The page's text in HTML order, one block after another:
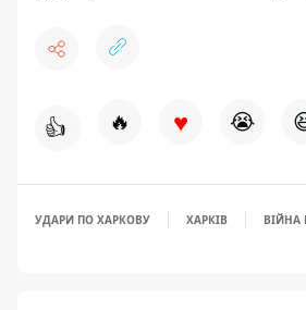
👍 🔥 ♥ 😭
УДАРИ ПО ХАРКОВУ ХАРКІВ ВІЙНА